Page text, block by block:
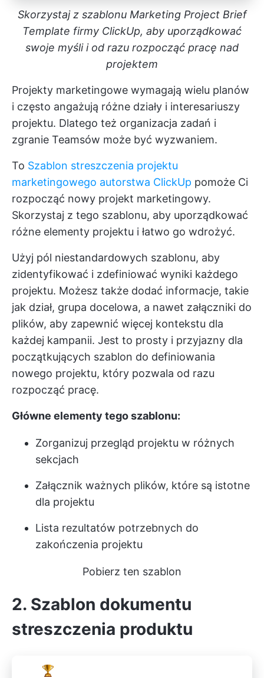
Skorzystaj z szablonu Marketing Project Brief
Template firmy ClickUp, aby uporządkować
swoje myśli i od razu rozpocząć pracę nad
projektem
Projekty marketingowe wymagają wielu planów
i często angażują różne działy i interesariuszy
projektu. Dlatego też organizacja zadań i
zgranie Teamsów może być wyzwaniem.
To Szablon streszczenia projektu
marketingowego autorstwa ClickUp pomoże Ci
rozpocząć nowy projekt marketingowy.
Skorzystaj z tego szablonu, aby uporządkować
różne elementy projektu i łatwo go wdrożyć.
Użyj pól niestandardowych szablonu, aby
zidentyfikować i zdefiniować wyniki każdego
projektu. Możesz także dodać informacje, takie
jak dział, grupa docelowa, a nawet załączniki do
plików, aby zapewnić więcej kontekstu dla
każdej kampanii. Jest to prosty i przyjazny dla
początkujących szablon do definiowania
nowego projektu, który pozwala od razu
rozpocząć pracę.
Główne elementy tego szablonu:
Zorganizuj przegląd projektu w różnych
sekcjach
Załącznik ważnych plików, które są istotne
dla projektu
Lista rezultatów potrzebnych do
zakończenia projektu
Pobierz ten szablon
2. Szablon dokumentu
streszczenia produktu